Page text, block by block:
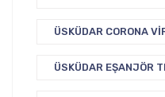
ÜSKÜDAR CORONA
ÜSKÜDAR EŞANJÖR